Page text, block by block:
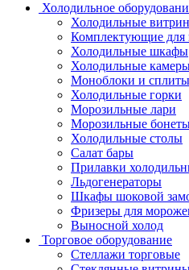
Холодильное
Холодильные
Комплектующие для
Холодильные шкафы
Холодильные
Моноблоки и сплиты
Холодильные горки
Морозильные лари
Морозильные
Холодильные столы
Салат бары
Прилавки
Льдогенераторы
Шкафы шоковой
Фризеры для
Выносной холод
Торговое оборудование
Стеллажи торговые